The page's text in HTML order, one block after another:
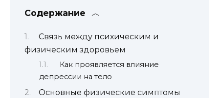
Содержание
Связь между психическим и
физическим здоровьем
Как проявляется влияние
депрессии на тело
Основные физические симптомы